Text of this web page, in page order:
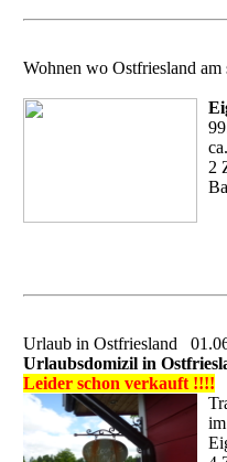
Wohnen wo Ostfriesland am
2
Urlaub in Ostfriesland
Urlaubsdomizil in
Leider schon verkauft !!!!